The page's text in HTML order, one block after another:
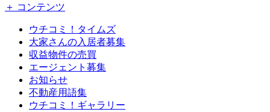
＋ コンテンツ
ウチコミ！タイムズ
大家さんの入居者募集
収益物件の売買
エージェント募集
お知らせ
不動産用語集
ウチコミ！ギャラリー